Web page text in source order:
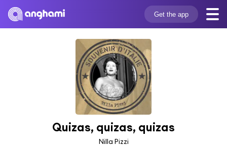
Get the app
Quizas, quizas, quizas
Nilla Pizzi